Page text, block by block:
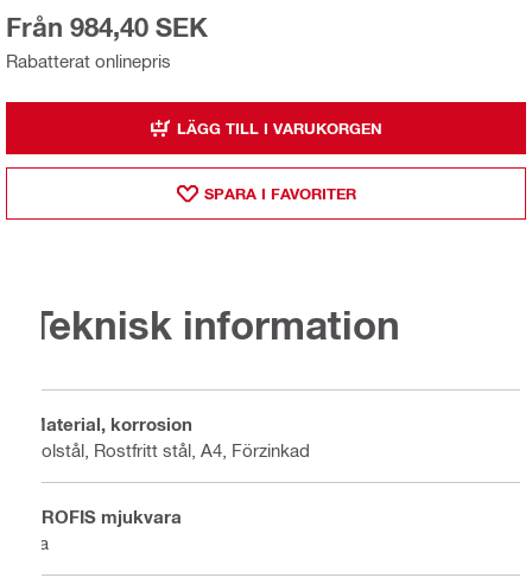
Rabatterat onlinepris
Från 984,40 SEK
LÄGG TILL I VARUKORGEN
SPARA I FAVORITER
Teknisk information
Material, korrosion
Kolstål, Rostfritt stål, A4, Förzinkad
PROFIS mjukvara
Ja